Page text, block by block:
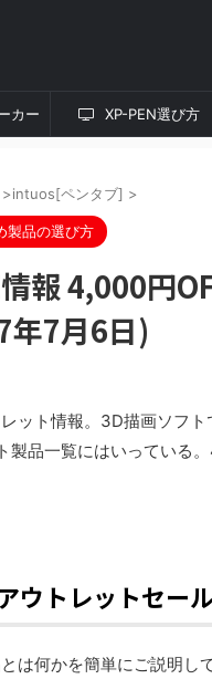
カー XP-PEN選び方
>intuos[ペンタブ] >
製品の選び方
報 4,000円
年7月6日)
ット情報。3D描画ソフ
製品一覧にはいっている
ウトレットセー
は何かを簡単にご説明し